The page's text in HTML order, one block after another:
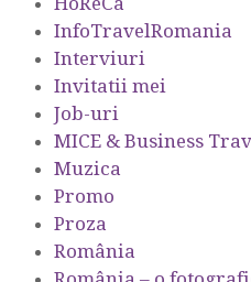
InfoTravelRomania
Interviuri
Invitatii mei
Job-uri
MICE & Business
Muzica
Promo
Proza
România